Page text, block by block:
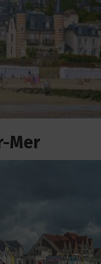
Mer